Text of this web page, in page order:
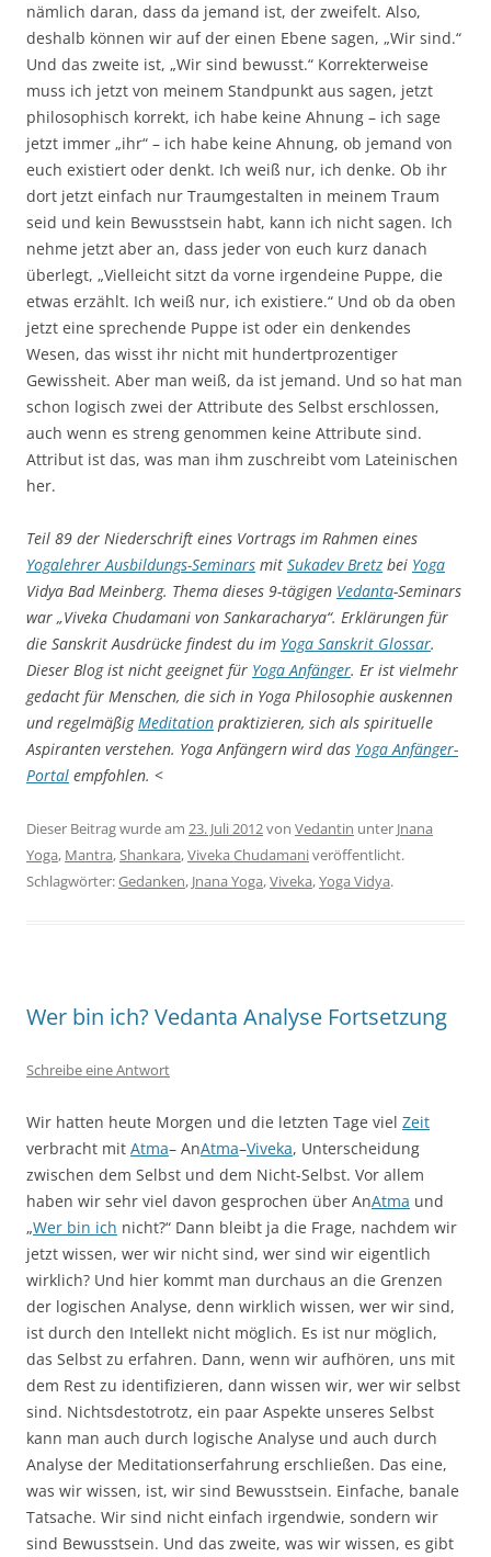
nämlich daran, dass da jemand ist, der zweifelt. Also,
deshalb können wir auf der einen Ebene sagen, „Wir sind.“
Und das zweite ist, „Wir sind bewusst.“ Korrekterweise
muss ich jetzt von meinem Standpunkt aus sagen, jetzt
philosophisch korrekt, ich habe keine Ahnung – ich sage
jetzt immer „ihr“ – ich habe keine Ahnung, ob jemand von
euch existiert oder denkt. Ich weiß nur, ich denke. Ob ihr
dort jetzt einfach nur Traumgestalten in meinem Traum
seid und kein Bewusstsein habt, kann ich nicht sagen. Ich
nehme jetzt aber an, dass jeder von euch kurz danach
überlegt, „Vielleicht sitzt da vorne irgendeine Puppe, die
etwas erzählt. Ich weiß nur, ich existiere.“ Und ob da oben
jetzt eine sprechende Puppe ist oder ein denkendes
Wesen, das wisst ihr nicht mit hundertprozentiger
Gewissheit. Aber man weiß, da ist jemand. Und so hat man
schon logisch zwei der Attribute des Selbst erschlossen,
auch wenn es streng genommen keine Attribute sind.
Attribut ist das, was man ihm zuschreibt vom Lateinischen
her.
Teil 89 der Niederschrift eines Vortrags im Rahmen eines
Yogalehrer Ausbildungs-Seminars mit Sukadev Bretz bei Yoga
Vidya Bad Meinberg. Thema dieses 9-tägigen Vedanta-Seminars
war „Viveka Chudamani von Sankaracharya“. Erklärungen für
die Sanskrit Ausdrücke findest du im Yoga Sanskrit Glossar.
Dieser Blog ist nicht geeignet für Yoga Anfänger. Er ist vielmehr
gedacht für Menschen, die sich in Yoga Philosophie auskennen
und regelmäßigMeditation praktizieren, sich als spirituelle
Aspiranten verstehen. Yoga Anfängern wird das Yoga Anfänger-
Portal empfohlen. <
Dieser Beitrag wurde am 23. Juli 2012von Vedantin unter Jnana
Yoga, Mantra,Shankara,Viveka Chudamaniveröffentlicht.
Schlagwörter:Gedanken, Jnana Yoga,Viveka,Yoga Vidya.
Wer bin ich? Vedanta Analyse Fortsetzung
Schreibe eine Antwort
Wir hatten heute Morgen und die letzten Tage viel Zeit
verbracht mit Atma– AnAtma–Viveka, Unterscheidung
zwischen dem Selbst und dem Nicht-Selbst. Vor allem
haben wir sehr viel davon gesprochen über AnAtma und
„Wer bin ich nicht?“ Dann bleibt ja die Frage, nachdem wir
jetzt wissen, wer wir nicht sind, wer sind wir eigentlich
wirklich? Und hier kommt man durchaus an die Grenzen
der logischen Analyse, denn wirklich wissen, wer wir sind,
ist durch den Intellekt nicht möglich. Es ist nur möglich,
das Selbst zu erfahren. Dann, wenn wir aufhören, uns mit
dem Rest zu identifizieren, dann wissen wir, wer wir selbst
sind. Nichtsdestotrotz, ein paar Aspekte unseres Selbst
kann man auch durch logische Analyse und auch durch
Analyse der Meditationserfahrung erschließen. Das eine,
was wir wissen, ist, wir sind Bewusstsein. Einfache, banale
Tatsache. Wir sind nicht einfach irgendwie, sondern wir
sind Bewusstsein. Und das zweite, was wir wissen, es gibt